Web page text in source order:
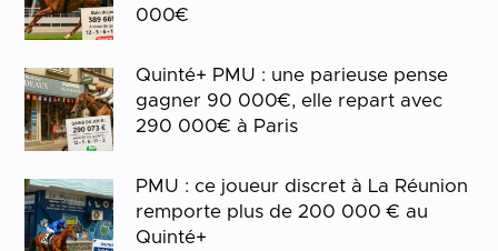
000€
Quinté+ PMU : une parieuse pense
gagner 90 000€, elle repart avec
290 000€ à Paris
PMU : ce joueur discret à La Réunion
remporte plus de 200 000 € au
Quinté+